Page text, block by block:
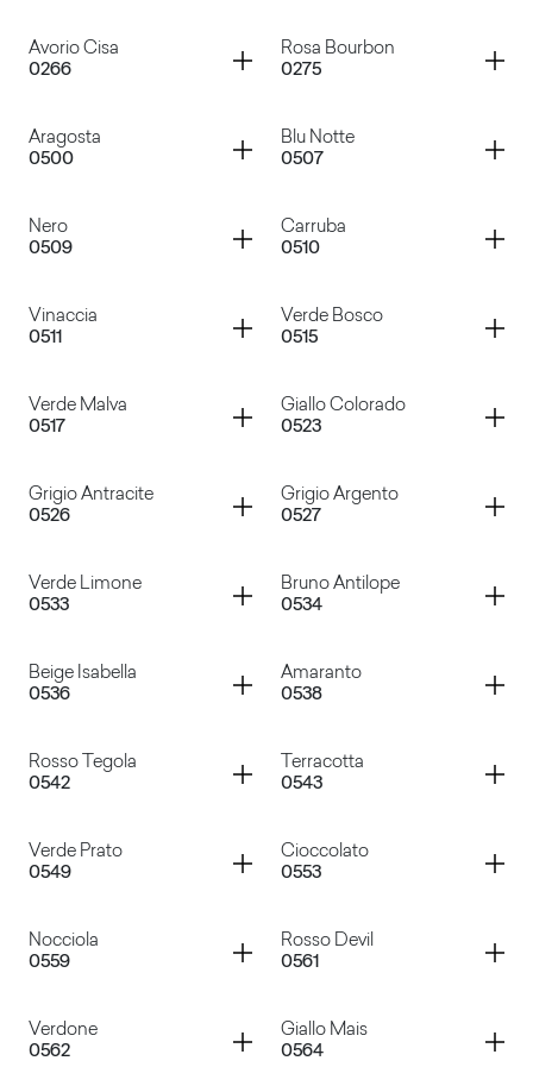
Avorio Cisa
0266
Container
Rosa Bourbon
0275
Container
Aragosta
0500
Container
Blu Notte
0507
Container
Nero
0509
Container
Carruba
0510
Container
Vinaccia
0511
Container
Verde Bosco
0515
Container
Verde Malva
0517
Container
Giallo Colorado
0523
Container
Grigio Antracite
0526
Container
Grigio Argento
0527
Container
Verde Limone
0533
Container
Bruno Antilope
0534
Container
Beige Isabella
0536
Container
Amaranto
0538
Container
Rosso Tegola
0542
Container
Terracotta
0543
Container
Verde Prato
0549
Container
Cioccolato
0553
Container
Nocciola
0559
Container
Rosso Devil
0561
Container
Verdone
0562
Container
Giallo Mais
0564
Container